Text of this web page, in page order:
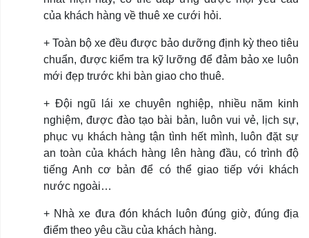
của khách hàng về thuê xe cưới hỏi.
+ Toàn bộ xe đều được bảo dưỡng định kỳ theo tiêu
chuẩn, được kiểm tra kỹ lưỡng để đảm bảo xe luôn
mới đẹp trước khi bàn giao cho thuê.
+ Đội ngũ lái xe chuyên nghiệp, nhiều năm kinh
nghiệm, được đào tạo bài bản, luôn vui vẻ, lịch sự,
phục vụ khách hàng tận tình hết mình, luôn đặt sự
an toàn của khách hàng lên hàng đầu, có trình độ
tiếng Anh cơ bản để có thể giao tiếp với khách
nước ngoài…
+ Nhà xe đưa đón khách luôn đúng giờ, đúng địa
điểm theo yêu cầu của khách hàng.